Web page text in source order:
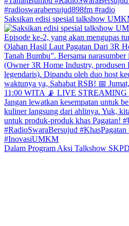
Saksikan edisi spesial talkshow
Dalam Program Aksi Talkshow